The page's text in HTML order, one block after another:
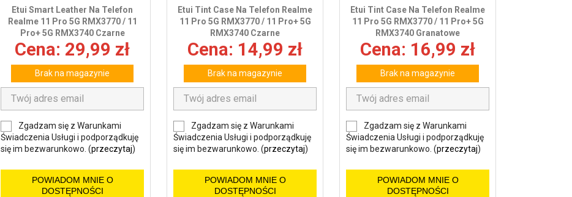
Etui Smart Leather Na Telefon
Realme 11 Pro 5G RMX3770 / 11
Pro+ 5G RMX3740 Czarne
Cena: 29,99 zł
Brak na magazynie
Zgadzam się z Warunkami
Świadczenia Usługi i podporządkuję
się im bezwarunkowo. (przeczytaj)
POWIADOM MNIE O
DOSTĘPNOŚCI
Etui Tint Case Na Telefon Realme
11 Pro 5G RMX3770 / 11 Pro+ 5G
RMX3740 Czarne
Cena: 14,99 zł
Brak na magazynie
Zgadzam się z Warunkami
Świadczenia Usługi i podporządkuję
się im bezwarunkowo. (przeczytaj)
POWIADOM MNIE O
DOSTĘPNOŚCI
Etui Tint Case Na Telefon Realme
11 Pro 5G RMX3770 / 11 Pro+ 5G
RMX3740 Granatowe
Cena: 16,99 zł
Brak na magazynie
Zgadzam się z Warunkami
Świadczenia Usługi i podporządkuję
się im bezwarunkowo. (przeczytaj)
POWIADOM MNIE O
DOSTĘPNOŚCI